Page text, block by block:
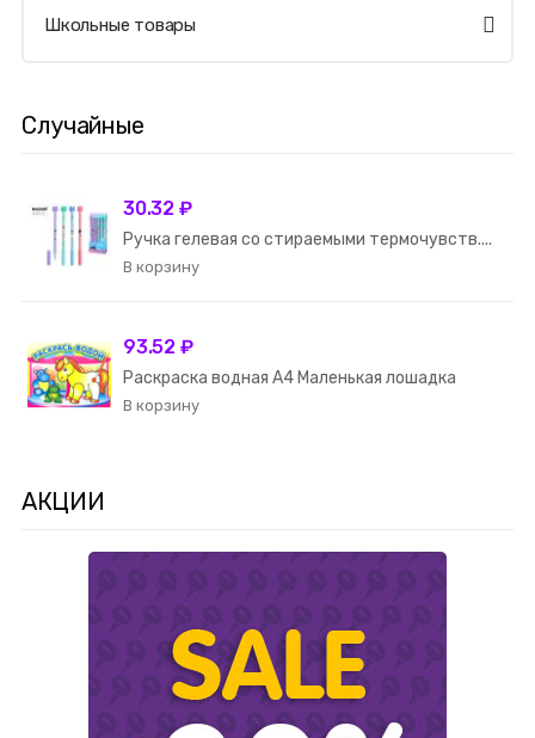
Школьные товары
Случайные
30.32 ₽
Ручка гелевая со стираемыми термочувств....
93.52 ₽
Раскраска водная А4 Маленькая лошадка
АКЦИИ